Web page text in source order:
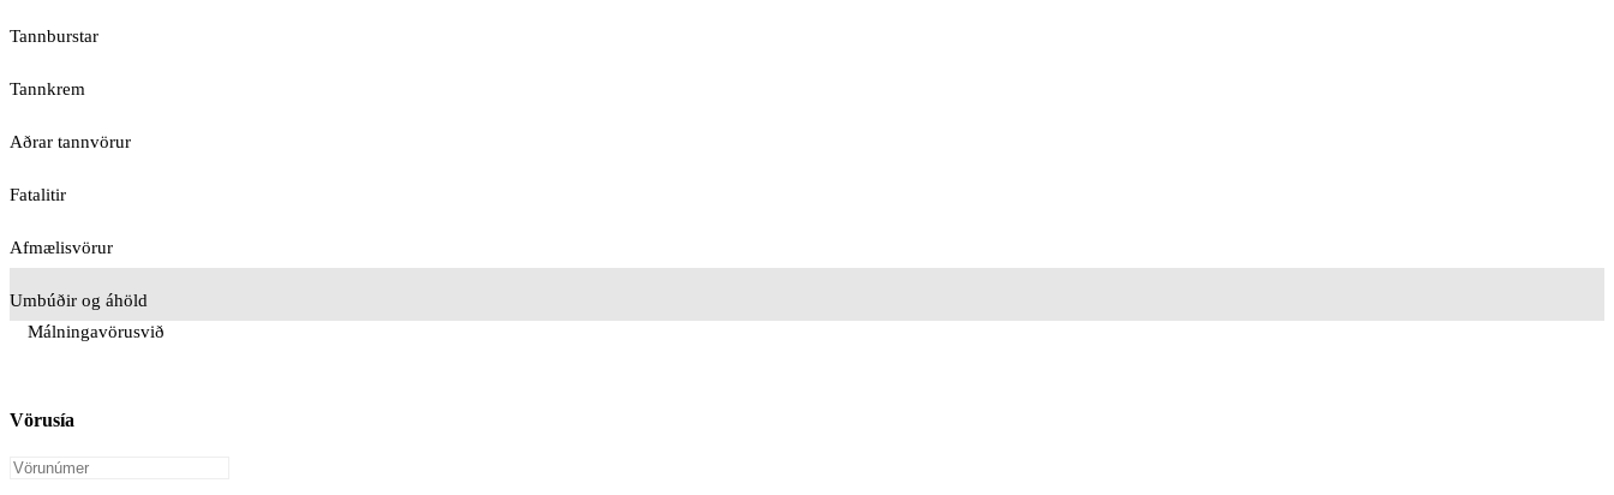
Tannburstar
Tannkrem
Aðrar tannvörur
Fatalitir
Afmælisvörur
Umbúðir og áhöld
Málningavörusvið
Vörusía